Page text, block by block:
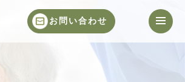
お問い合わせ